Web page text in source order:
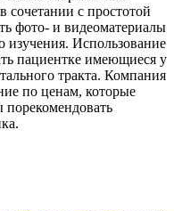
сочетании с простотой
фото- и видеоматериалы
изучения. Использование
пациентке имеющиеся у
тракта. Компания
по ценам, которые